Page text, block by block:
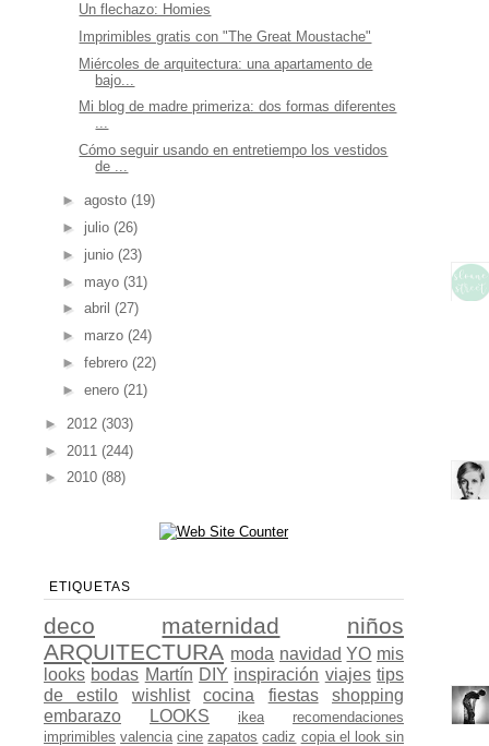
Un flechazo: Homies
Imprimibles gratis con "The Great Moustache"
Miércoles de arquitectura: una apartamento de
bajo...
Mi blog de madre primeriza: dos formas diferentes
...
Cómo seguir usando en entretiempo los vestidos
de ...
► agosto (19)
► julio (26)
► junio (23)
► mayo (31)
► abril (27)
► marzo (24)
► febrero (22)
► enero (21)
► 2012 (303)
► 2011 (244)
► 2010 (88)
ETIQUETAS
deco maternidad
niños
ARQUITECTURA moda navidad YO mis
looks bodas Martín DIY inspiración viajes tips
de estilo
wishlist cocina fiestas
shopping
embarazo
LOOKS ikea
recomendaciones
imprimibles valencia cine zapatos cadiz copia el look sin